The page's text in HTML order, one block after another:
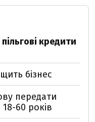
кредити
бізнес
передати
60 років